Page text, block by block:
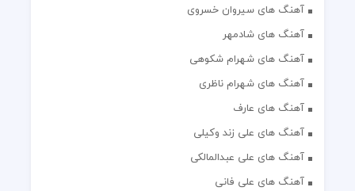
آهنگ های سیروان خسروی
آهنگ های شادمهر
آهنگ های شهرام شکوهی
آهنگ های شهرام ناظری
آهنگ های عارف
آهنگ های علی زند وکیلی
آهنگ های علی عبدالمالکی
آهنگ های علی فانی